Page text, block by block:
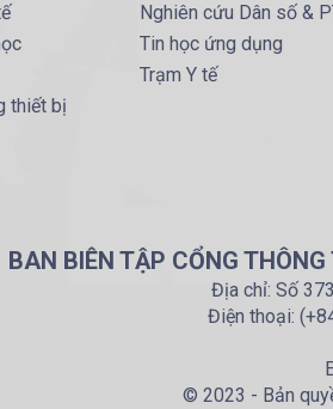
thiết bị
Nghiên cứu Dân số &
Tin học ứng dụng
Trạm Y tế
BAN BIÊN TẬP CỔNG
Địa chỉ: Số
Điện thoại:
© 2023 - Bản